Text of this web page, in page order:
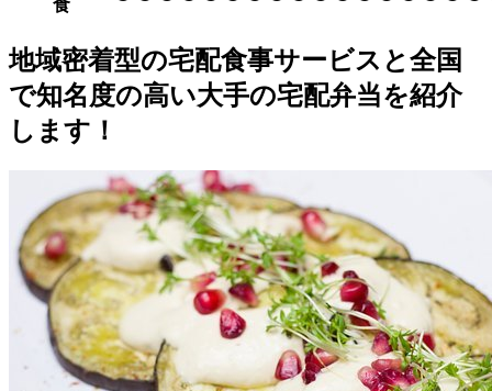
食
地域密着型の宅配食事サービスと全国
で知名度の高い大手の宅配弁当を紹介
します！